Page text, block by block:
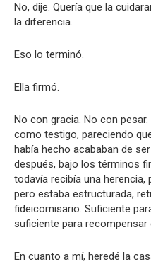
No, dije. Quería que la
la diferencia.
Eso lo terminó.
Ella firmó.
No con gracia. No con
como testigo, pareciendo
había hecho acababan de
después, bajo los términos
todavía recibía una herencia,
pero estaba estructurada,
fideicomisario. Suficiente
suficiente para recompensar
En cuanto a mí, heredé la